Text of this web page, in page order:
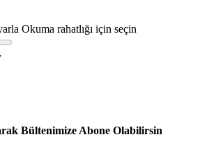
Okuma rahatlığı için seçin
Bültenimize Abone Olabilirsin